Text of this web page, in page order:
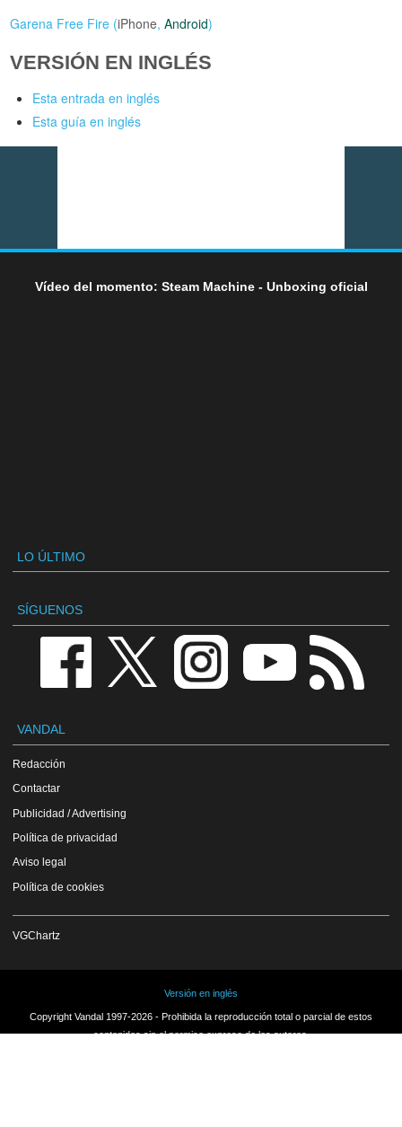
Garena Free Fire (iPhone,Android)
VERSIÓN EN INGLÉS
Esta entrada en inglés
Esta guía en inglés
Vídeo del momento: Steam Machine - Unboxing oficial
LO ÚLTIMO
SÍGUENOS
VANDAL
Redacción
Contactar
Publicidad / Advertising
Política de privacidad
Aviso legal
Política de cookies
VGChartz
Versión en inglés
Copyright Vandal 1997-2026 - Prohibida la reproducción total o parcial de estos
contenidos sin el permiso expreso de los autores.